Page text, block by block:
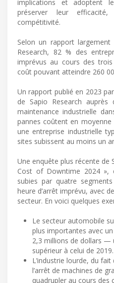
implications et adoptent
préserver leur
compétitivité.
Selon un rapport largement
Research, 82 % des
imprévus au cours des
coût pouvant atteindre 260
Un rapport publié en 2023
de Sapio Research
maintenance industrielle
pannes coûtent en
une entreprise industrielle
sites subissent au moins un
Une enquête plus récente de
Cost of Downtime 2024 »,
subies par quatre
heure d’arrêt imprévu, avec
secteur. En voici quelques
Le secteur automobile
plus importantes avec
2,3 millions de dollars —
supérieur à celui de 2019.
L’industrie lourde, du
l’arrêt de machines de
quadrupler au cours des